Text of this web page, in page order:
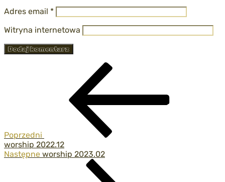
Adres email *
Witryna internetowa
Poprzedni
worship 2022.12
Następny
Następne worship 2023.02